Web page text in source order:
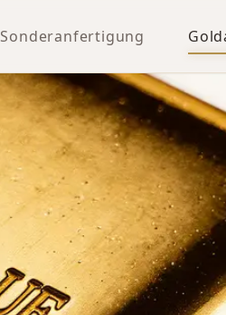
Sonderanfertigung